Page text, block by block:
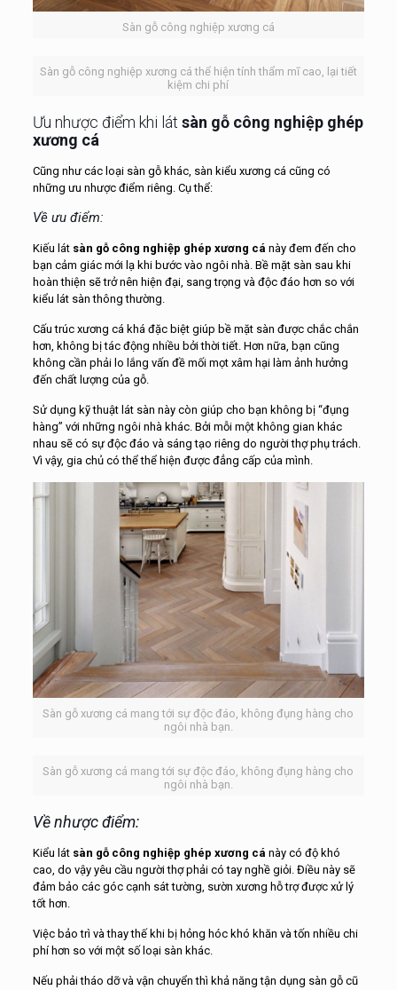
Sàn gỗ công nghiệp xương cá
Sàn gỗ công nghiệp xương cá thể hiện tính thẩm mĩ cao, lại tiết
kiệm chi phí
Ưu nhược điểm khi lát sàn gỗ công nghiệp ghép
xương cá
Cũng như các loại sàn gỗ khác, sàn kiểu xương cá cũng có
những ưu nhược điểm riêng. Cụ thể:
Về ưu điểm:
Kiếu lát sàn gỗ công nghiệp ghép xương cá này đem đến cho
bạn cảm giác mới lạ khi bước vào ngôi nhà. Bề mặt sàn sau khi
hoàn thiện sẽ trở nên hiện đại, sang trọng và độc đáo hơn so với
kiểu lát sàn thông thường.
Cấu trúc xương cá khá đặc biệt giúp bề mặt sàn được chắc chắn
hơn, không bị tác động nhiều bởi thời tiết. Hơn nữa, bạn cũng
không cần phải lo lắng vấn đề mối mọt xâm hại làm ảnh hưởng
đến chất lượng của gỗ.
Sử dụng kỹ thuật lát sàn này còn giúp cho bạn không bị “đụng
hàng” với những ngôi nhà khác. Bởi mỗi một không gian khác
nhau sẽ có sự độc đáo và sáng tạo riêng do người thợ phụ trách.
Vì vậy, gia chủ có thể thể hiện được đẳng cấp của mình.
Sàn gỗ xương cá mang tới sự độc đáo, không đụng hàng cho
ngôi nhà bạn.
Sàn gỗ xương cá mang tới sự độc đáo, không đụng hàng cho
ngôi nhà bạn.
Về nhược điểm:
Kiểu lát sàn gỗ công nghiệp ghép xương cá này có độ khó
cao, do vậy yêu cầu người thợ phải có tay nghề giỏi. Điều này sẽ
đảm bảo các góc cạnh sát tường, sườn xương hỗ trợ được xử lý
tốt hơn.
Việc bảo trì và thay thế khi bị hỏng hóc khó khăn và tốn nhiều chi
phí hơn so với một số loại sàn khác.
Nếu phải tháo dỡ và vận chuyển thì khả năng tận dụng sàn gỗ cũ